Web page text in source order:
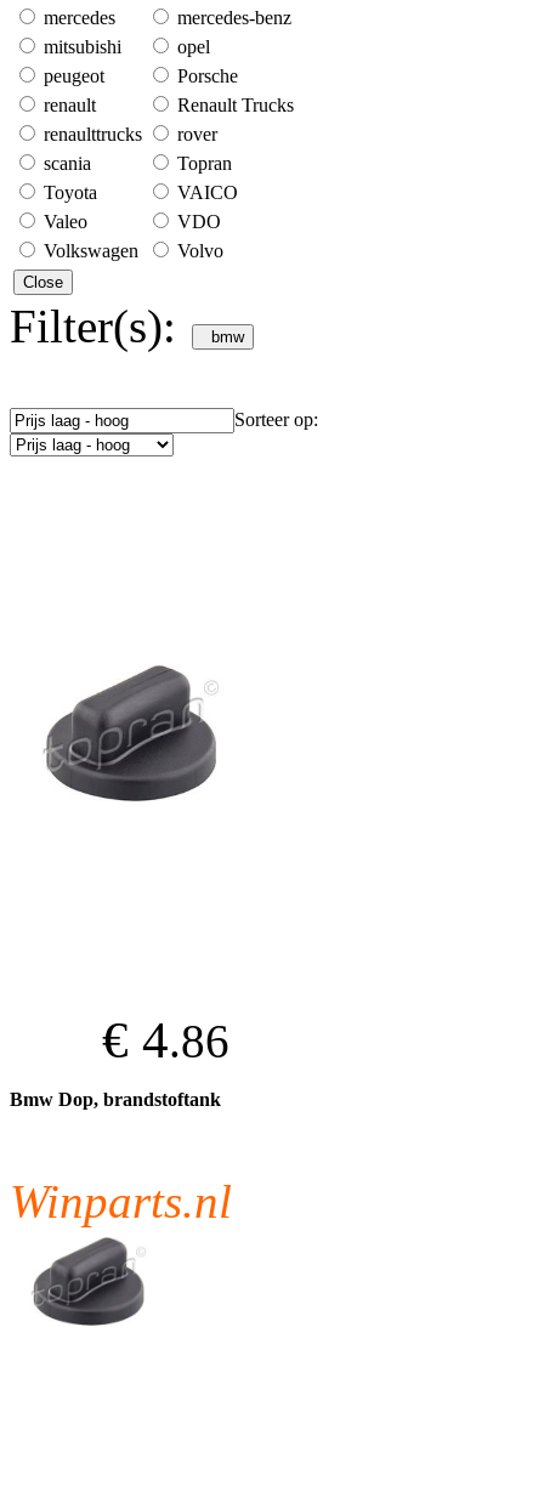
mercedes
mercedes-benz
mitsubishi
opel
peugeot
Porsche
renault
Renault Trucks
renaulttrucks
rover
scania
Topran
Toyota
VAICO
Valeo
VDO
Volkswagen
Volvo
Close
Filter(s): bmw
Sorteer op:
€ 4.86
Bmw Dop, brandstoftank
Winparts.nl